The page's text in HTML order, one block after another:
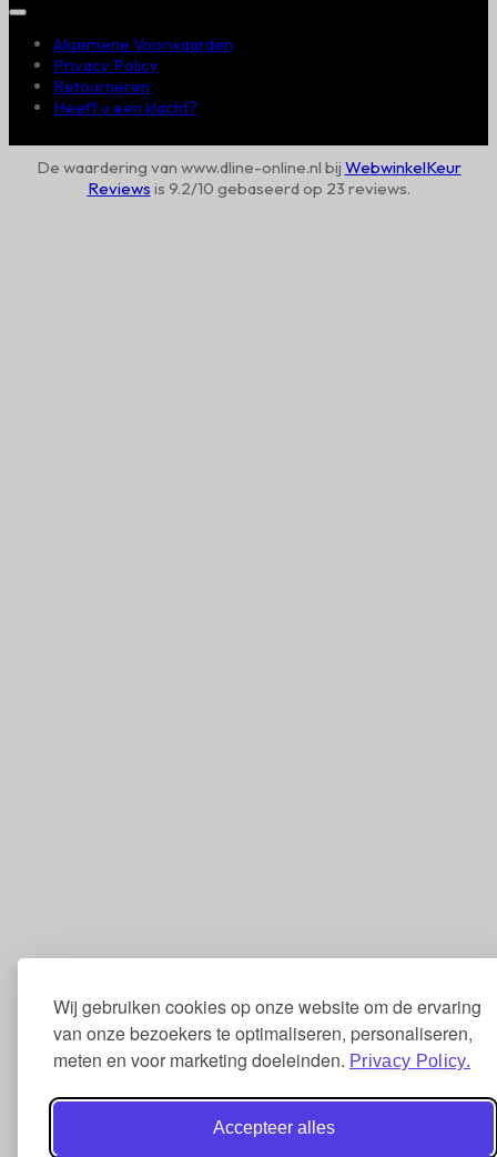
Wij gebruiken cookies op onze website om de ervaring
van onze bezoekers te optimaliseren, personaliseren,
meten en voor marketing doeleinden. Privacy Policy.
Accepteer alles
Algemene Voorwaarden
Privacy Policy
Retourneren
Heeft u een klacht?
De waardering van www.dline-online.nl bij WebwinkelKeur
Reviews is 9.2/10 gebaseerd op 23 reviews.